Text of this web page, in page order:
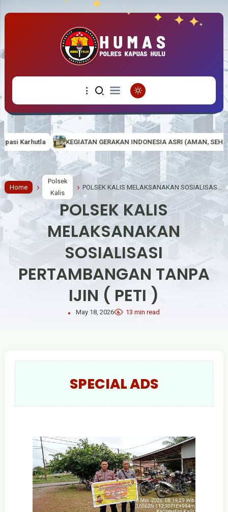
GERAKAN INDONESIA ASRI (AMAN, SEHAT, RESIK DAN INDAH) DI
Home
Polsek
Kalis
POLSEK KALIS
MELAKSANAKAN
SOSIALISASI
PERTAMBANGAN TANPA
IJIN ( PETI )
May 18, 2026 13 min read
SPECIAL ADS